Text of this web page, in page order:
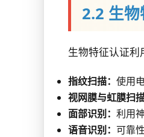
2.2 生
生物特征认证利
指纹扫描： 使用
视网膜与虹膜扫描
面部识别： 利用
语音识别： 可靠